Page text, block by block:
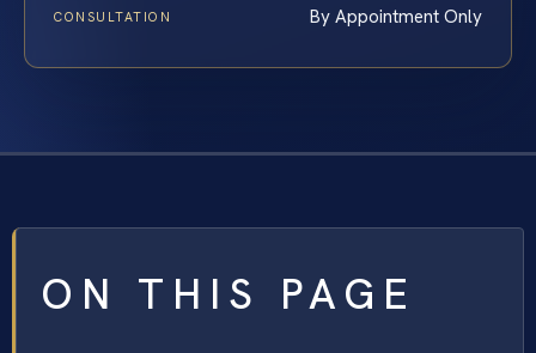
CONSULTATION By Appointment Only
ON THIS PAGE